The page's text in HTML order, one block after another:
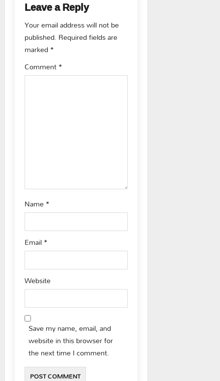
v
i
g
Leave a Reply
Your email address will not be
published. Required fields are
marked*
Comment*
Name*
Email*
Website
Save my name, email, and
website in this browser for
the next time I comment.